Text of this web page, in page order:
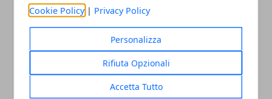
Cookie Policy | Privacy Policy
Personalizza
Rifiuta Opzionali
Accetta Tutto
dilettantistico in Italia
14/12/2020